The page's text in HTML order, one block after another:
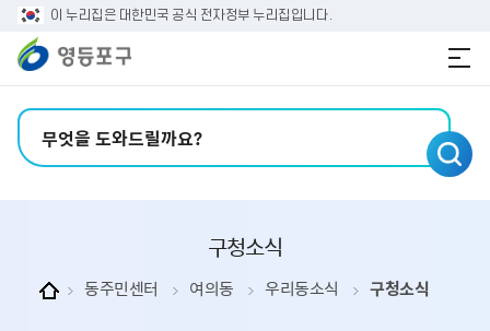
본문 바로가기
주메뉴 바로가기
이 누리집은 대한민국 공식 전자정부 누리집입니다.
구청소식
동주민센터 여의동 우리동소식 구청소식